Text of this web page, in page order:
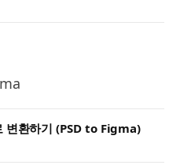
변환하기 (PSD to Figma)